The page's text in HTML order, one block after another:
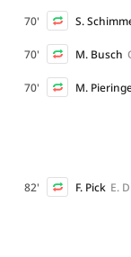
70' S.
70' M. Busch
70' M.
82' F. Pick E.